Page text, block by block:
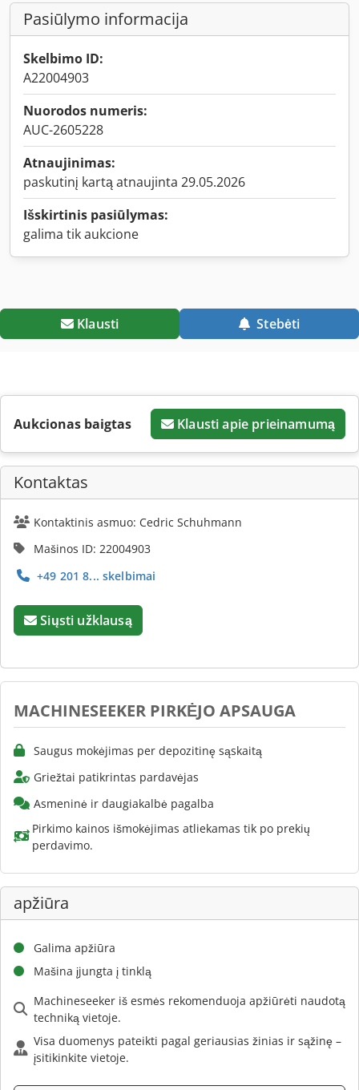
Pasiūlymo informacija
Skelbimo ID:
A22004903
Nuorodos numeris:
AUC-2605228
Atnaujinimas:
paskutinį kartą atnaujinta 29.05.2026
Išskirtinis pasiūlymas:
galima tik aukcione
Klausti Stebėti
Aukcionas baigtas Klausti apie prieinamumą
Kontaktas
Kontaktinis asmuo: Cedric Schuhmann
Mašinos ID: 22004903
+49 201 8... skelbimai
Siųsti užklausą
MACHINESEEKER PIRKĖJO APSAUGA
Saugus mokėjimas per depozitinę sąskaitą
Griežtai patikrintas pardavėjas
Asmeninė ir daugiakalbė pagalba
Pirkimo kainos išmokėjimas atliekamas tik po prekių
perdavimo.
apžiūra
Galima apžiūra
Mašina įjungta į tinklą
Machineseeker iš esmės rekomenduoja apžiūrėti naudotą
techniką vietoje.
Visa duomenys pateikti pagal geriausias žinias ir sąžinę –
įsitikinkite vietoje.